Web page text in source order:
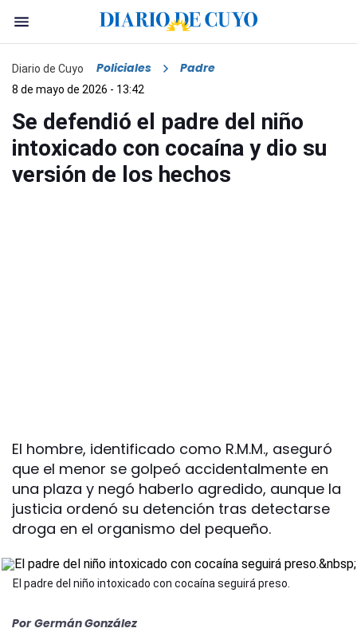
Diario de Cuyo Policiales Padre
8 de mayo de 2026 - 13:42
Se defendió el padre del niño
intoxicado con cocaína y dio su
versión de los hechos
El hombre, identificado como R.M.M., aseguró
que el menor se golpeó accidentalmente en
una plaza y negó haberlo agredido, aunque la
justicia ordenó su detención tras detectarse
droga en el organismo del pequeño.
El padre del niño intoxicado con cocaína seguirá preso.
Por Germán González